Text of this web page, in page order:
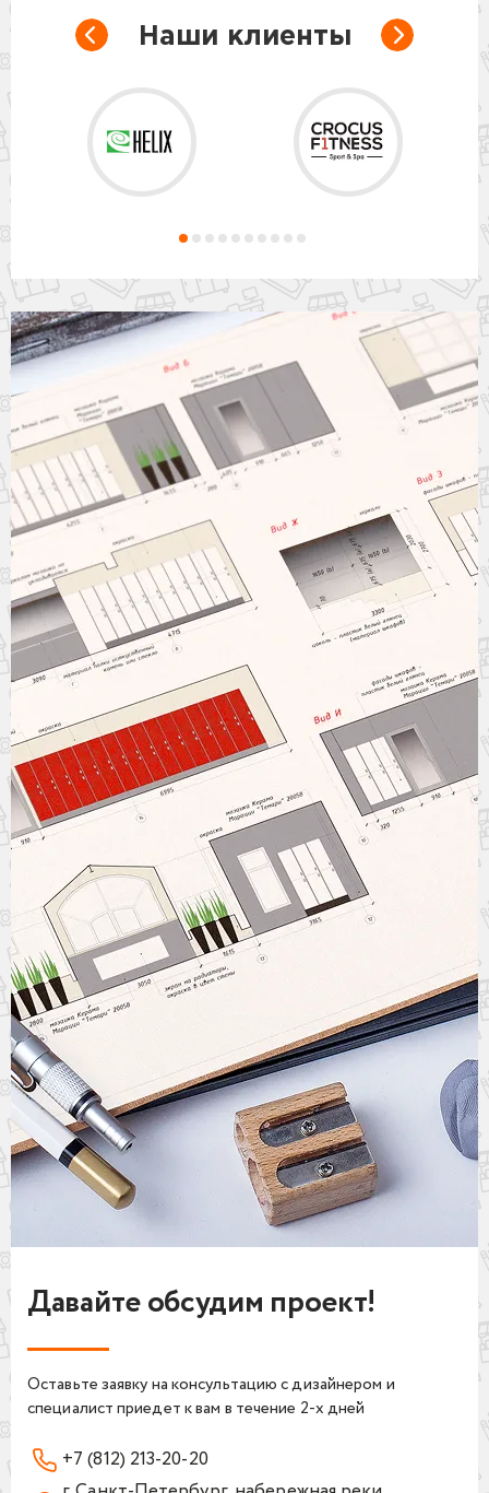
Наши клиенты
Давайте обсудим проект!
Оставьте заявку на консультацию с дизайнером и
специалист приедет к вам в течение 2-х дней
+7 (812) 213-20-20